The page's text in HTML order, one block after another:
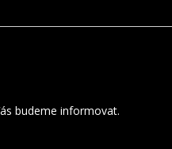
budeme informovat.